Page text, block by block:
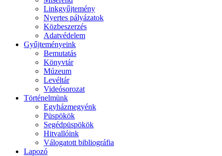
Linkgyűjtemény
Nyertes pályázatok
Közbeszerzés
Adatvédelem
Gyűjteményeink
Bemutatás
Könyvtár
Múzeum
Levéltár
Videósorozat
Történelmünk
Egyházmegyénk
Püspökök
Segédpüspökök
Hitvallóink
Válogatott bibliográfia
Lapozó